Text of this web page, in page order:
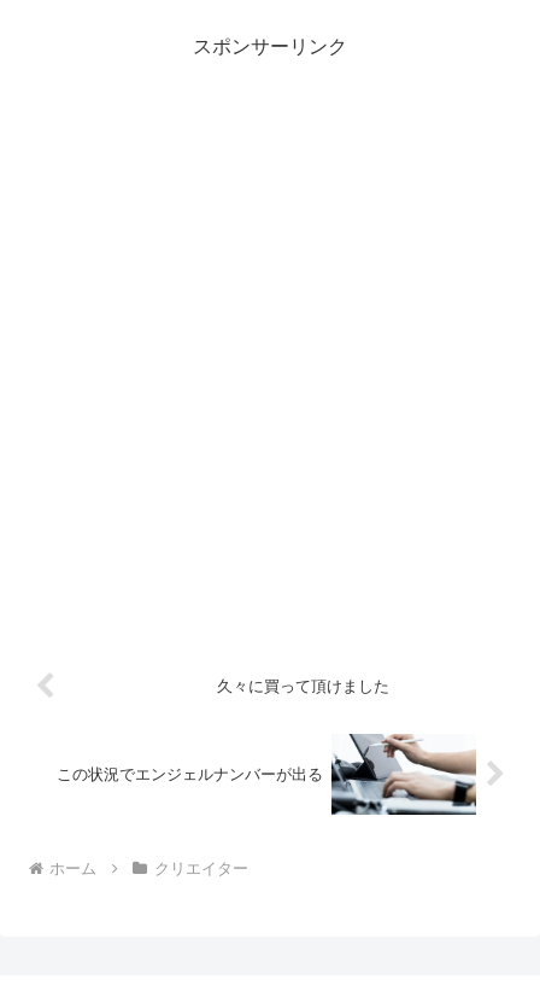
スポンサーリンク
久々に買って頂けました
この状況でエンジェルナンバーが出る
ホーム クリエイター